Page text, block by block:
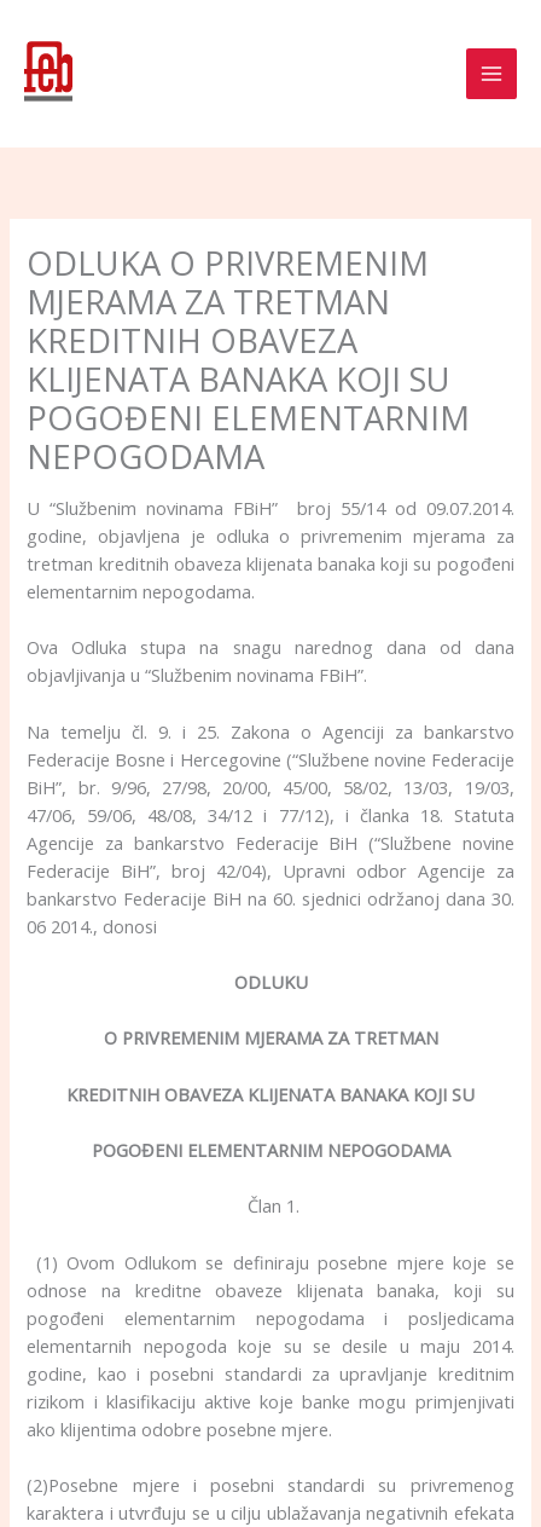
content
ODLUKA O PRIVREMENIM
MJERAMA ZA TRETMAN
KREDITNIH OBAVEZA
KLIJENATA BANAKA KOJI SU
POGOĐENI ELEMENTARNIM
NEPOGODAMA
U “Službenim novinama FBiH” broj 55/14 od 09.07.2014.
godine, objavljena je odluka o privremenim mjerama za
tretman kreditnih obaveza klijenata banaka koji su pogođeni
elementarnim nepogodama.
Ova Odluka stupa na snagu narednog dana od dana
objavljivanja u “Službenim novinama FBiH”.
Na temelju čl. 9. i 25. Zakona o Agenciji za bankarstvo
Federacije Bosne i Hercegovine (“Službene novine Federacije
BiH”, br. 9/96, 27/98, 20/00, 45/00, 58/02, 13/03, 19/03,
47/06, 59/06, 48/08, 34/12 i 77/12), i članka 18. Statuta
Agencije za bankarstvo Federacije BiH (“Službene novine
Federacije BiH”, broj 42/04), Upravni odbor Agencije za
bankarstvo Federacije BiH na 60. sjednici održanoj dana 30.
06 2014., donosi
ODLUKU
O PRIVREMENIM MJERAMA ZA TRETMAN
KREDITNIH OBAVEZA KLIJENATA BANAKA KOJI SU
POGOĐENI ELEMENTARNIM NEPOGODAMA
Član 1.
(1) Ovom Odlukom se definiraju posebne mjere koje se
odnose na kreditne obaveze klijenata banaka, koji su
pogođeni elementarnim nepogodama i posljedicama
elementarnih nepogoda koje su se desile u maju 2014.
godine, kao i posebni standardi za upravljanje kreditnim
rizikom i klasifikaciju aktive koje banke mogu primjenjivati
ako klijentima odobre posebne mjere.
(2)Posebne mjere i posebni standardi su privremenog
karaktera i utvrđuju se u cilju ublažavanja negativnih efekata